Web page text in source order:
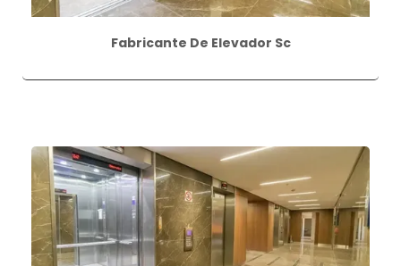
Fabricante De Elevador Sc